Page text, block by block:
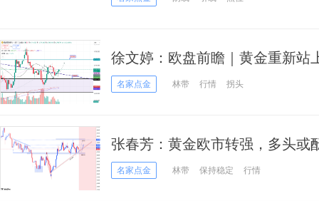
徐文婷：欧盘前瞻｜黄金重新站
守名家点金 林带 行情 拐头
张春芳：黄金欧市转强，多头或
名家点金 林带 保持稳定 行情